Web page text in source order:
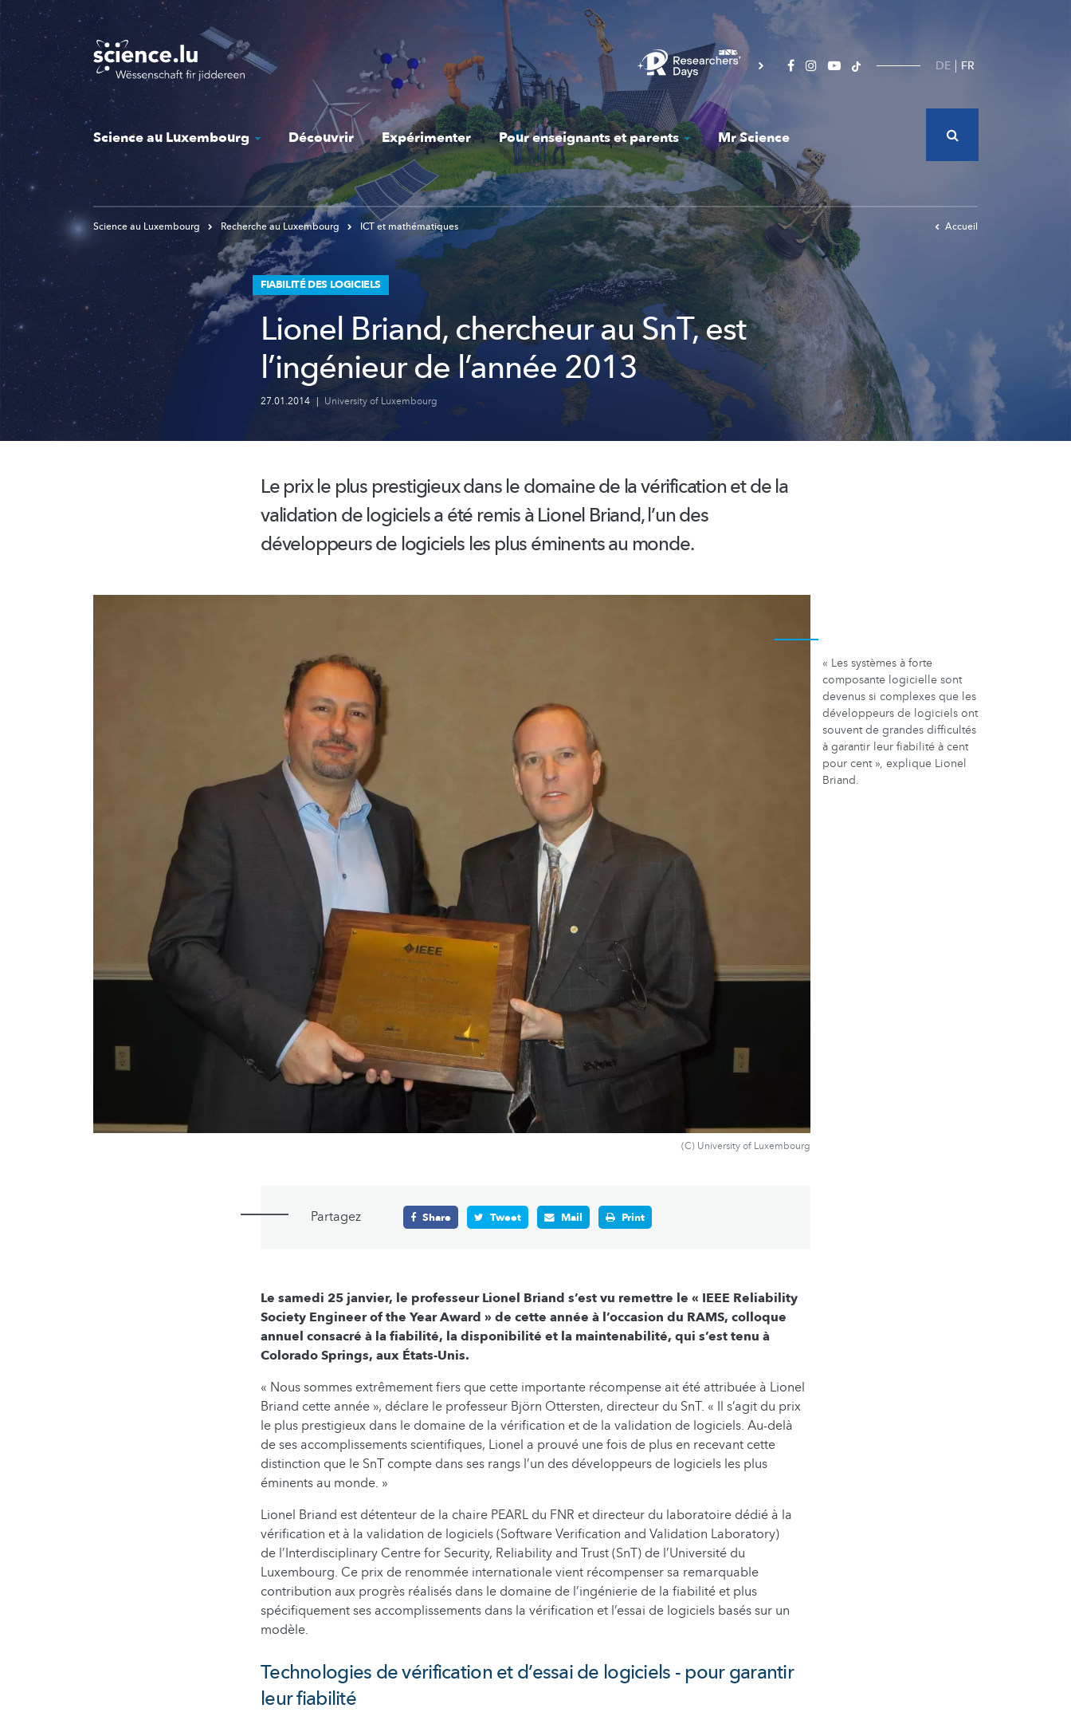
Skip
to
main
content
DE FR
Science au Luxembourg Découvrir Expérimenter Pour enseignants et parents Mr Science
Science au Luxembourg Recherche au Luxembourg ICT et mathématiques Accueil
FIABILITÉ DES LOGICIELS
Lionel Briand, chercheur au SnT, est
l’ingénieur de l’année 2013
27.01.2014 | University of Luxembourg
Le prix le plus prestigieux dans le domaine de la vérification et de la
validation de logiciels a été remis à Lionel Briand, l’un des
développeurs de logiciels les plus éminents au monde.
(C) University of Luxembourg
« Les systèmes à forte
composante logicielle sont
devenus si complexes que les
développeurs de logiciels ont
souvent de grandes difficultés
à garantir leur fiabilité à cent
pour cent », explique Lionel
Briand.
Partagez Share Tweet Mail Print
Le samedi 25 janvier, le professeur Lionel Briand s’est vu remettre le « IEEE Reliability
Society Engineer of the Year Award » de cette année à l’occasion du RAMS, colloque
annuel consacré à la fiabilité, la disponibilité et la maintenabilité, qui s’est tenu à
Colorado Springs, aux États-Unis.
« Nous sommes extrêmement fiers que cette importante récompense ait été attribuée à Lionel
Briand cette année », déclare le professeur Björn Ottersten, directeur du SnT. « Il s’agit du prix
le plus prestigieux dans le domaine de la vérification et de la validation de logiciels. Au-delà
de ses accomplissements scientifiques, Lionel a prouvé une fois de plus en recevant cette
distinction que le SnT compte dans ses rangs l’un des développeurs de logiciels les plus
éminents au monde. »
Lionel Briand est détenteur de la chaire PEARL du FNR et directeur du laboratoire dédié à la
vérification et à la validation de logiciels (Software Verification and Validation Laboratory)
de l’Interdisciplinary Centre for Security, Reliability and Trust (SnT) de l’Université du
Luxembourg. Ce prix de renommée internationale vient récompenser sa remarquable
contribution aux progrès réalisés dans le domaine de l’ingénierie de la fiabilité et plus
spécifiquement ses accomplissements dans la vérification et l’essai de logiciels basés sur un
modèle.
Technologies de vérification et d’essai de logiciels - pour garantir
leur fiabilité